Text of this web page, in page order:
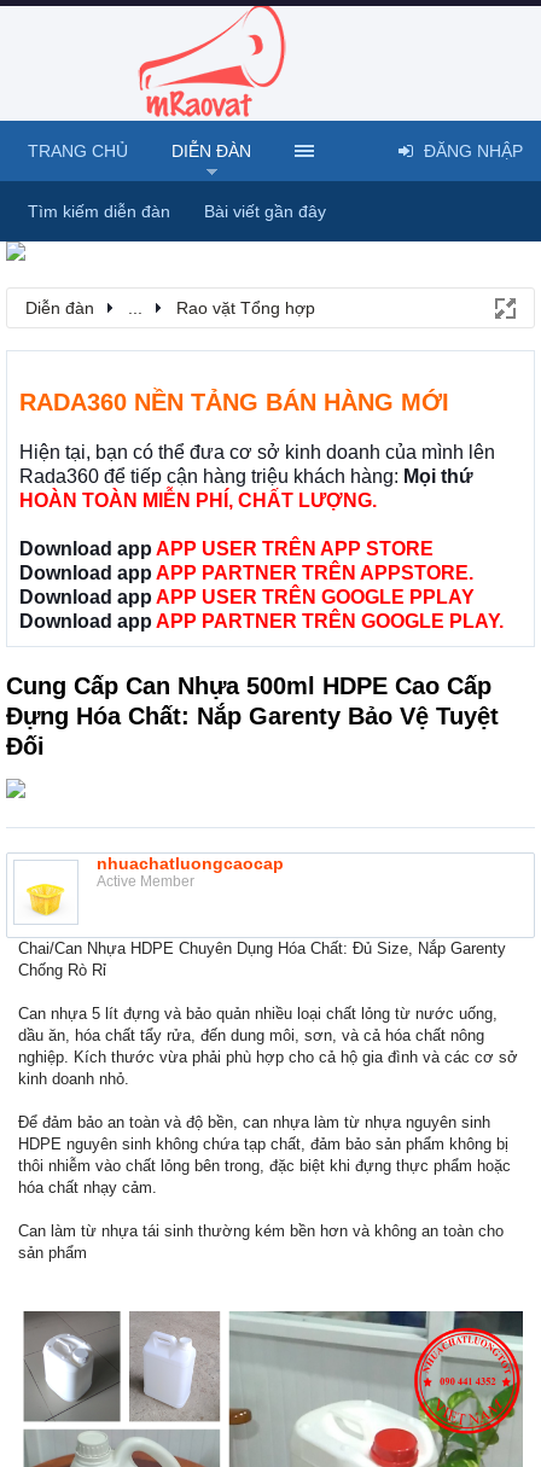
Diễn đàn Rao vặt Tổng hợp
RADA360 NỀN TẢNG BÁN HÀNG MỚI
Hiện tại, bạn có thể đưa cơ sở kinh doanh của mình lên
Rada360 để tiếp cận hàng triệu khách hàng: Mọi thứ
HOÀN TOÀN MIỄN PHÍ, CHẤT LƯỢNG.
Download app APP USER TRÊN APP STORE
Download app APP PARTNER TRÊN APPSTORE.
Download app APP USER TRÊN GOOGLE PPLAY
Download app APP PARTNER TRÊN GOOGLE PLAY.
Cung Cấp Can Nhựa 500ml HDPE Cao Cấp
Đựng Hóa Chất: Nắp Garenty Bảo Vệ Tuyệt
Đối
nhuachatluongcaocap
Active Member
Chai/Can Nhựa HDPE Chuyên Dụng Hóa Chất: Đủ Size, Nắp Garenty
Chống Rò Rỉ
Can nhựa 5 lít đựng và bảo quản nhiều loại chất lỏng từ nước uống,
dầu ăn, hóa chất tẩy rửa, đến dung môi, sơn, và cả hóa chất nông
nghiệp. Kích thước vừa phải phù hợp cho cả hộ gia đình và các cơ sở
kinh doanh nhỏ.
Để đảm bảo an toàn và độ bền, can nhựa làm từ nhựa nguyên sinh
HDPE nguyên sinh không chứa tạp chất, đảm bảo sản phẩm không bị
thôi nhiễm vào chất lỏng bên trong, đặc biệt khi đựng thực phẩm hoặc
hóa chất nhạy cảm.
Can làm từ nhựa tái sinh thường kém bền hơn và không an toàn cho
sản phẩm
TRANG CHỦ DIỄN ĐÀN
Tìm kiếm diễn đàn Bài viết gần đây
ĐĂNG NHẬP